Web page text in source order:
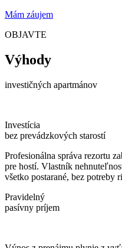
Mám záujem
OBJAVTE
Výhody
investičných apartmánov
Investícia
bez prevádzkových starostí
Profesionálna správa rezortu
pre hostí. Vlastník
všetko postarané, bez potreby
Pravidelný
pasívny príjem